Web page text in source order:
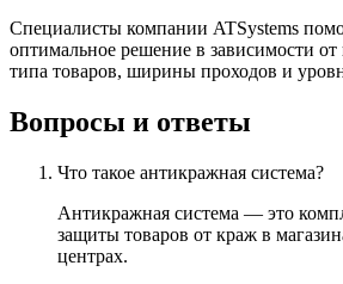
Специалисты компании ATSystems
оптимальное решение в зависимости
типа товаров, ширины проходов и
Вопросы и ответы
Что такое антикражная система?
Антикражная система — это
защиты товаров от краж в
центрах.